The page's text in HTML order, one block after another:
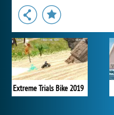
Extreme Trials Bike 2019